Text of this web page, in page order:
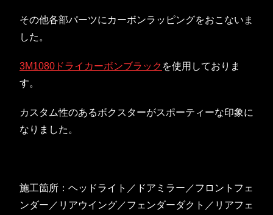
その他各部パーツにカーボンラッピングをおこないま
した。
3M1080ドライカーボンブラック を使用しておりま
す。
カスタム性のあるボクスターがスポーティーな印象に
なりました。
施工箇所：ヘッドライト／ドアミラー／フロントフェ
ンダー／リアウイング／フェンダーダクト／リアフェ